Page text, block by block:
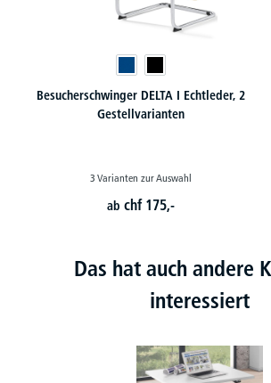
Besucherschwinger DELTA I Echtleder, 2
Gestellvarianten
3 Varianten zur Auswahl
abchf 175,-
Das hat auch andere
interessiert